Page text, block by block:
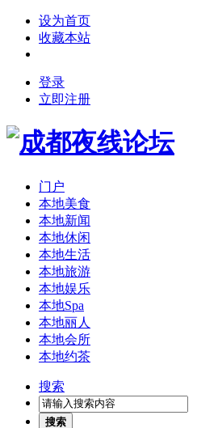
设为首页
收藏本站
登录
立即注册
门户
本地美食
本地新闻
本地休闲
本地生活
本地旅游
本地娱乐
本地Spa
本地丽人
本地会所
本地约茶
搜索
搜索